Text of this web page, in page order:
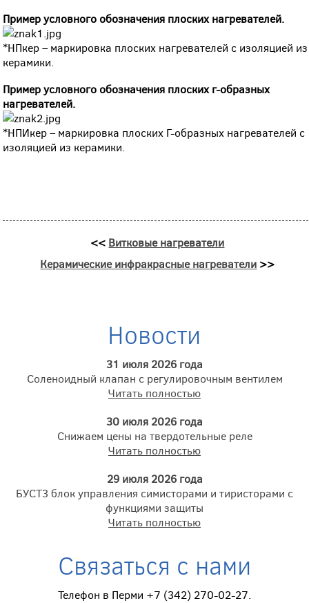
Пример условного обозначения плоских нагревателей.
*НПкер – маркировка плоских нагревателей с изоляцией из
керамики.
Пример условного обозначения плоских г-образных
нагревателей.
*НПИкер – маркировка плоских Г-образных нагревателей с
изоляцией из керамики.
<< Витковые нагреватели
Керамические инфракрасные нагреватели >>
Новости
31 июля 2026 года
Соленоидный клапан с регулировочным вентилем
Читать полностью
30 июля 2026 года
Снижаем цены на твердотельные реле
Читать полностью
29 июля 2026 года
БУСТ3 блок управления симисторами и тиристорами с
функциями защиты
Читать полностью
Связаться с нами
Телефон в Перми +7 (342) 270-02-27.